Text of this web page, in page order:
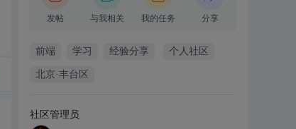
发帖 与我相关 我的任务 分享
前端 学习 经验分享 个人社区
北京·丰台区
社区管理员